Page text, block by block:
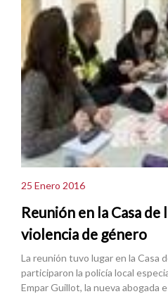
25 Enero 2016
Reunión en la Casa
violencia de género
La reunión tuvo lugar en la Casa
participaron la policía local
Empar Guillot, la nueva abogada